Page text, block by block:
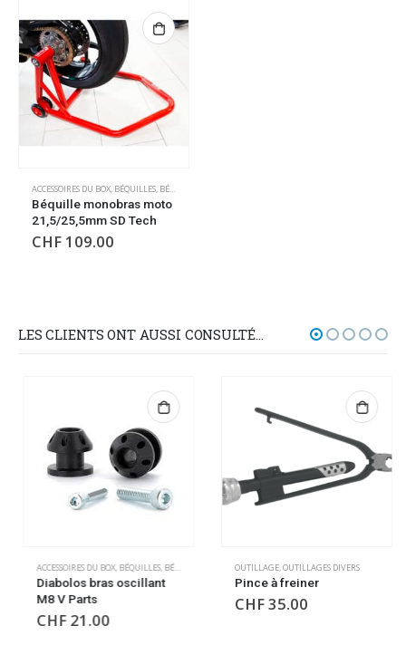
ACCESSOIRES DU BOX, BÉQUILLES, BÉQUILLES
Béquille monobras moto
21,5/25,5mm SD Tech
CHF 109.00
LES CLIENTS ONT AUSSI CONSULTÉ…
OUTILLAGEACCESSOIRES DU BOX,BÉQUILLES,BÉQUILLES OUTILLAGE
Diabolos bras oscillant
M8 V Parts
CHF21.00
OUTILLAGE,OUTILLAGES DIVERS
Pince à freiner
CHF35.00